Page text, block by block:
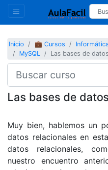
Inicio 💼 Cursos
MySQL
Las bases de
Las bases de
Muy bien, hablemos un
datos relacionales en
datos relacionales,
nuestro encuentro